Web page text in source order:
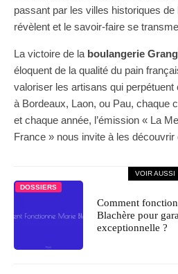
passant par les villes historiques de
révèlent et le savoir-faire se
La victoire de la boulangerie
éloquent de la qualité du pain
valoriser les artisans qui
à Bordeaux, Laon, ou Pau, chaque
et chaque année, l’émission « La
France » nous invite à les découvrir
VOIR AUSSI
DOSSIERS
Comment
Blachère pour
exceptionnelle ?